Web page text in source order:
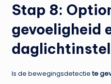
Stap 8:
gevoeligheid
Is de bewegingsdetectiete